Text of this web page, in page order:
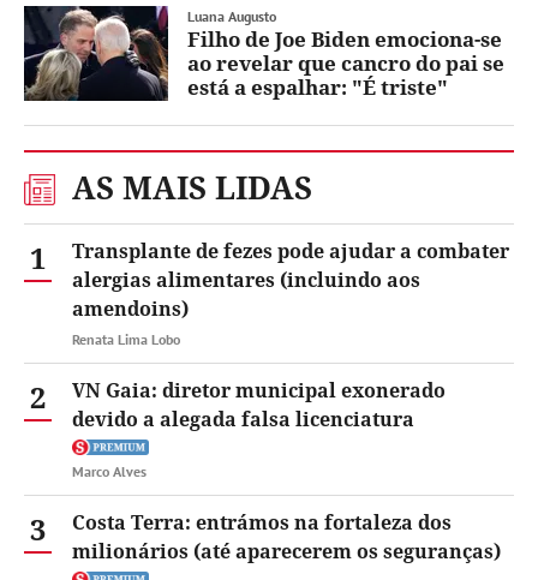
Luana Augusto
Filho de Joe Biden emociona-se
ao revelar que cancro do pai se
está a espalhar: "É triste"
AS MAIS LIDAS
1
Transplante de fezes pode ajudar a combater
alergias alimentares (incluindo aos
amendoins)
Renata Lima Lobo
2
VN Gaia: diretor municipal exonerado
devido a alegada falsa licenciatura
Marco Alves
3
Costa Terra: entrámos na fortaleza dos
milionários (até aparecerem os seguranças)